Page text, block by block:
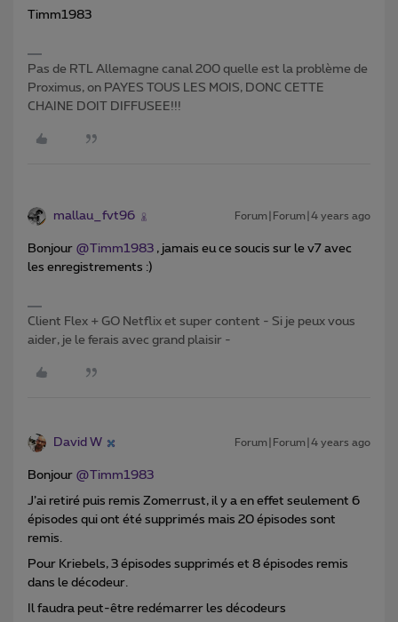
Timm1983
Pas de RTL Allemagne canal 200 quelle est la problème de
Proximus, on PAYES TOUS LES MOIS, DONC CETTE
CHAINE DOIT DIFFUSEE!!!
mallau_fvt96 Forum|Forum|4 years ago
Bonjour @Timm1983 , jamais eu ce soucis sur le v7 avec
les enregistrements :)
Client Flex + GO Netflix et super content - Si je peux vous
aider, je le ferais avec grand plaisir -
David W Forum|Forum|4 years ago
Bonjour @Timm1983
J’ai retiré puis remis Zomerrust, il y a en effet seulement 6
épisodes qui ont été supprimés mais 20 épisodes sont
remis.
Pour Kriebels, 3 épisodes supprimés et 8 épisodes remis
dans le décodeur.
Il faudra peut-être redémarrer les décodeurs